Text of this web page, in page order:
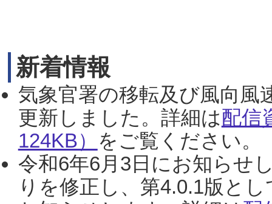
新着情報
気象官署の移転及び風向風
更新しました。詳細は配信
124KB） をご覧ください。
令和6年6月3日にお知らせ
りを修正し、第4.0.1版と